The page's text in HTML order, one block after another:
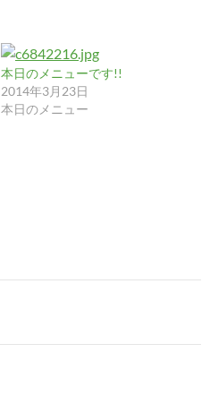
本日のメニューです!!
2014年3月23日
本日のメニュー